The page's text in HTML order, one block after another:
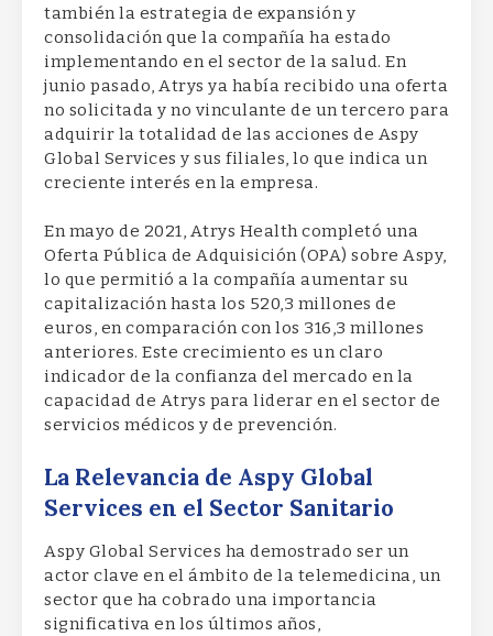
también la estrategia de expansión y
consolidación que la compañía ha estado
implementando en el sector de la salud. En
junio pasado, Atrys ya había recibido una oferta
no solicitada y no vinculante de un tercero para
adquirir la totalidad de las acciones de Aspy
Global Services y sus filiales, lo que indica un
creciente interés en la empresa.
En mayo de 2021, Atrys Health completó una
Oferta Pública de Adquisición (OPA) sobre Aspy,
lo que permitió a la compañía aumentar su
capitalización hasta los 520,3 millones de
euros, en comparación con los 316,3 millones
anteriores. Este crecimiento es un claro
indicador de la confianza del mercado en la
capacidad de Atrys para liderar en el sector de
servicios médicos y de prevención.
La Relevancia de Aspy Global
Services en el Sector Sanitario
Aspy Global Services ha demostrado ser un
actor clave en el ámbito de la telemedicina, un
sector que ha cobrado una importancia
significativa en los últimos años,